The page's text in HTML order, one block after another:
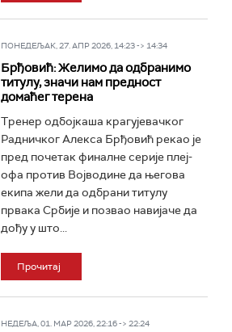
ПОНЕДЕЉАК, 27. АПР 2026, 14:23 -> 14:34
Брђовић: Желимо да одбранимо
титулу, значи нам предност
домаћег терена
Тренер одбојкаша крагујевачког
Радничког Алекса Брђовић рекао је
пред почетак финалне серије плеј-
офа против Војводине да његова
екипа жели да одбрани титулу
првака Србије и позвао навијаче да
дођу у што...
Прочитај
НЕДЕЉА, 01. МАР 2026, 22:16 -> 22:24